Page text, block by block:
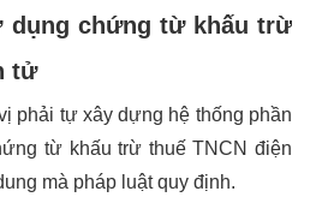
dụng chứng từ khấu trừ
tử
phải tự xây dựng hệ thống phần
từ khấu trừ thuế TNCN điện
mà pháp luật quy định.